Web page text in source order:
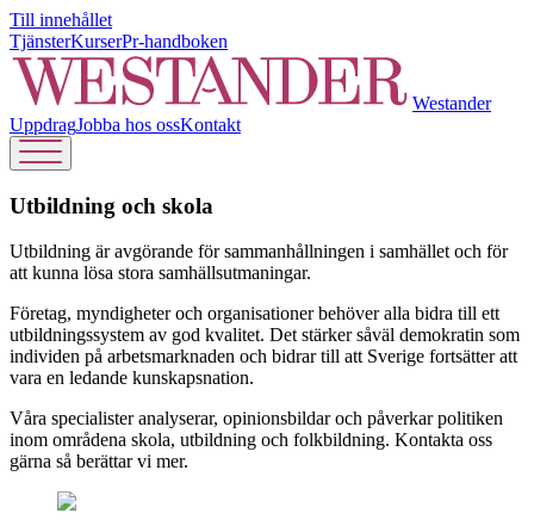
Till innehållet
TjänsterKurserPr-handboken
Westander
UppdragJobba hos ossKontakt
Utbildning och skola
Utbildning är avgörande för sammanhållningen i samhället och för
att kunna lösa stora samhällsutmaningar.
Företag, myndigheter och organisationer behöver alla bidra till ett
utbildningssystem av god kvalitet. Det stärker såväl demokratin som
individen på arbetsmarknaden och bidrar till att Sverige fortsätter att
vara en ledande kunskapsnation.
Våra specialister analyserar, opinionsbildar och påverkar politiken
inom områdena skola, utbildning och folkbildning. Kontakta oss
gärna så berättar vi mer.